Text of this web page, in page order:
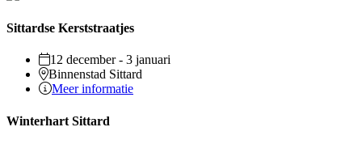
Sittardse Kerststraatjes
12 december - 3 januari
Binnenstad Sittard
Meer informatie
Winterhart Sittard